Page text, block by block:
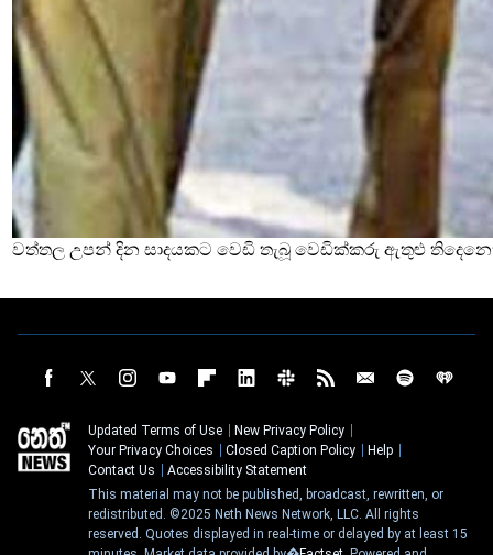
වත්තල උපන් දින සාදයකට වෙඩි තැබූ වෙඩික්කරු ඇතුළු
Updated Terms of Use
New Privacy Policy
Your Privacy Choices
Closed Caption Policy
Help
Contact Us
Accessibility Statement
This material may not be published, broadcast, rewritten, or
redistributed. ©2025 Neth News Network, LLC. All rights
reserved. Quotes displayed in real-time or delayed by at least 15